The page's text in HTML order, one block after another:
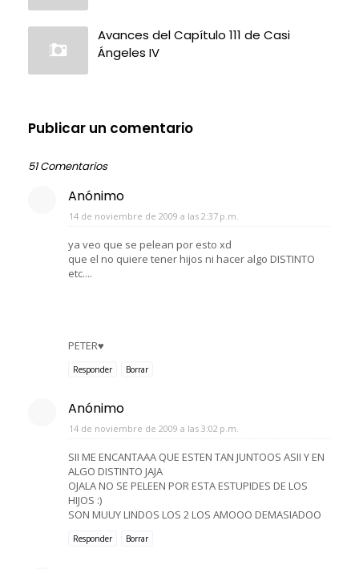
Avances del Capítulo 111 de Casi
Ángeles IV
Publicar un comentario
51 Comentarios
Anónimo
14 de noviembre de 2009 a las 2:37 p.m.
ya veo que se pelean por esto xd
que el no quiere tener hijos ni hacer algo DISTINTO
etc....
PETER♥
Responder Borrar
Anónimo
14 de noviembre de 2009 a las 3:02 p.m.
SII ME ENCANTAAA QUE ESTEN TAN JUNTOOS ASII Y EN
ALGO DISTINTO JAJA
OJALA NO SE PELEEN POR ESTA ESTUPIDES DE LOS
HIJOS :)
SON MUUY LINDOS LOS 2 LOS AMOOO DEMASIADOO
Responder Borrar